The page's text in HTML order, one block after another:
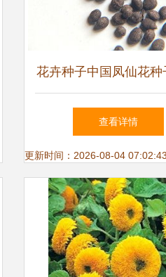
花卉种子中国凤仙花种
7085341
查看详情
更新时间：2026-08-04 07:02:43